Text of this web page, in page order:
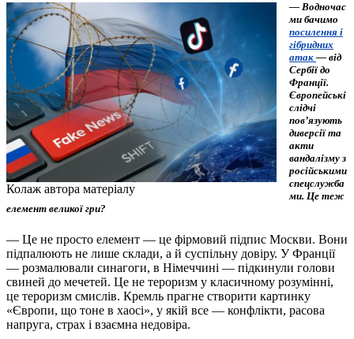
Колаж автора матеріалу
— Водночас
ми бачимо
посилення і
гібридних
атак— від
Сербії до
Франції.
Європейські
слідчі
пов’язують
диверсії та
акти
вандалізму з
російськими
спецслужба
ми. Це теж
елемент великої гри?
— Це не просто елемент — це фірмовий підпис Москви. Вони
підпалюють не лише склади, а й суспільну довіру. У Франції
— розмалювали синагоги, в Німеччині — підкинули голови
свиней до мечетей. Це не тероризм у класичному розумінні,
це тероризм смислів. Кремль прагне створити картинку
«Європи, що тоне в хаосі», у якій все — конфлікти, расова
напруга, страх і взаємна недовіра.